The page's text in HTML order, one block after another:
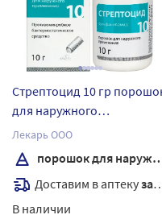
Стрептоцид 10 гр
для наружного
применения банка
Лекарь ООО
порошок для наружного применения
Доставим в аптекузавтра
В наличии